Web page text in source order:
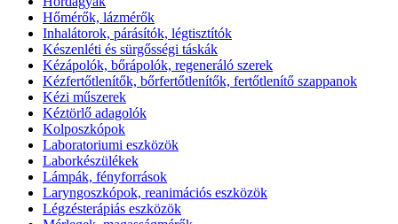
Hőmérők, lázmérők
Inhalátorok, párásítók, légtisztítók
Készenléti és sürgősségi táskák
Kézápolók, bőrápolók, regeneráló szerek
Kézfertőtlenítők, bőrfertőtlenítők, fertőtlenítő szappanok
Kézi műszerek
Kéztörlő adagolók
Kolposzkópok
Laboratoriumi eszközök
Laborkészülékek
Lámpák, fényforrások
Laryngoszkópok, reanimációs eszközök
Légzésterápiás eszközök